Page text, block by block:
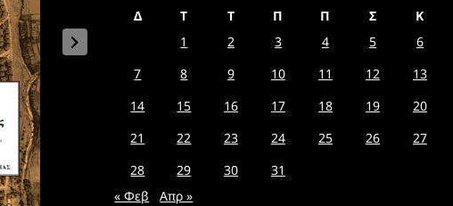
Δ Τ Τ Π Π Σ
Κ
1
2 3 4 5
6
7
8 9 10 11 12
13
14
15 16 17 18 19
20
21
22 23 24 25 26
27
28
29 30
31
« Φεβ
Απρ »